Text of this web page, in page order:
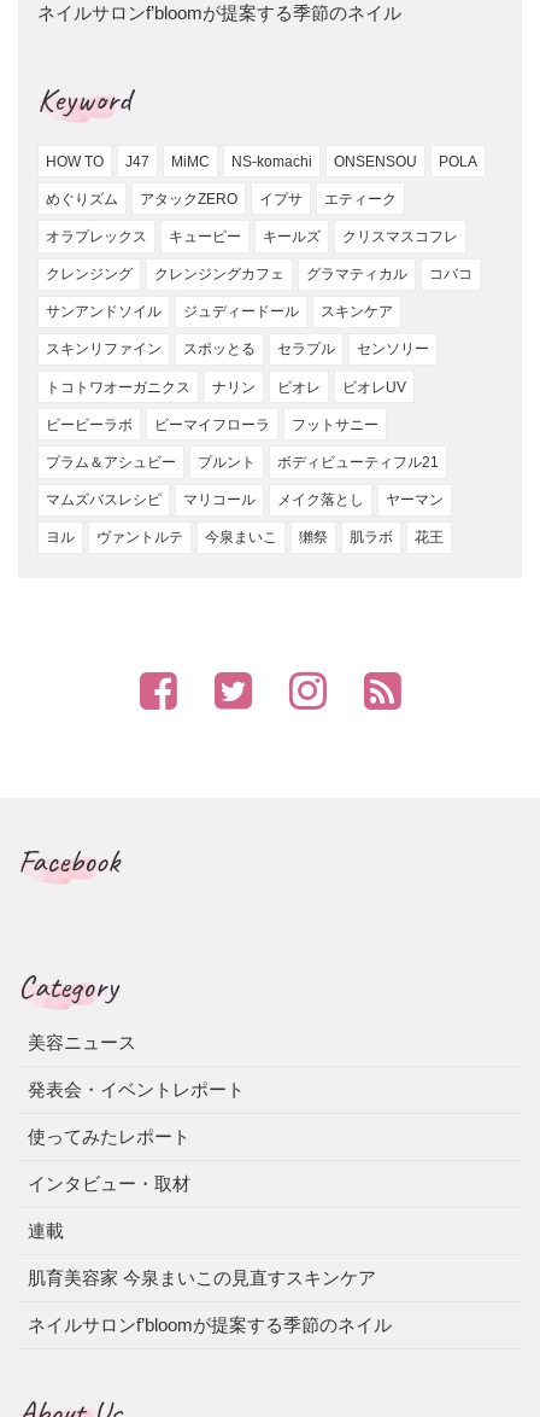
ネイルサロンf’bloomが提案する季節のネイル
Keyword
HOW TO J47 MiMC NS-komachi ONSENSOU POLA
めぐりズム アタックZERO イプサ エティーク
オラプレックス キューピー キールズ クリスマスコフレ
クレンジング クレンジングカフェ グラマティカル コバコ
サンアンドソイル ジュディードール スキンケア
スキンリファイン スポッとる セラプル センソリー
トコトワオーガニクス ナリン ビオレ ビオレUV
ビービーラボ ビーマイフローラ フットサニー
プラム＆アシュビー プルント ボディビューティフル21
マムズバスレシピ マリコール メイク落とし ヤーマン
ヨル ヴァントルテ 今泉まいこ 獺祭 肌ラボ 花王
Facebook
Category
美容ニュース
発表会・イベントレポート
使ってみたレポート
インタビュー・取材
連載
肌育美容家 今泉まいこの見直すスキンケア
ネイルサロンf’bloomが提案する季節のネイル